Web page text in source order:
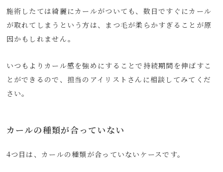
施術したては綺麗にカールがついても、数日ですぐにカール
が取れてしまうという方は、まつ毛が柔らかすぎることが原
因かもしれません。
いつもよりカール感を強めにすることで持続期間を伸ばすこ
とができるので、担当のアイリストさんに相談してみてくだ
さい。
カールの種類が合っていない
4つ目は、カールの種類が合っていないケースです。